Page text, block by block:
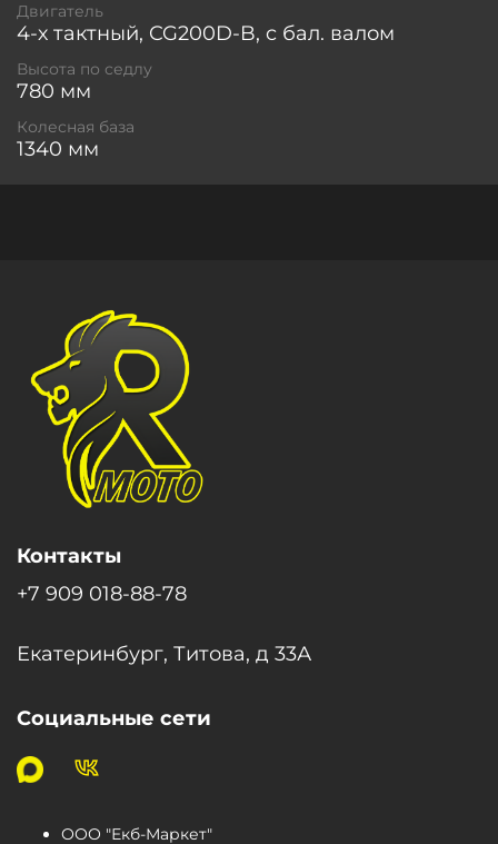
Двигатель
4-х тактный, CG200D-B, c бал. валом
Высота по седлу
780 мм
Колесная база
1340 мм
Контакты
+7 909 018-88-78
Екатеринбург, Титова, д 33А
Социальные сети
ООО "Екб-Маркет"